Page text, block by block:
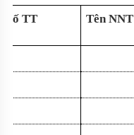
Số TT
Tên NNT